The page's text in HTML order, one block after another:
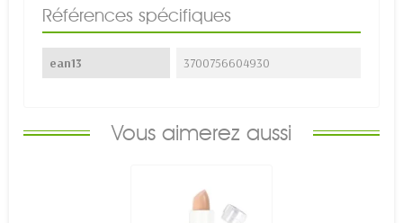
Références spécifiques
ean13 3700756604930
Vous aimerez aussi